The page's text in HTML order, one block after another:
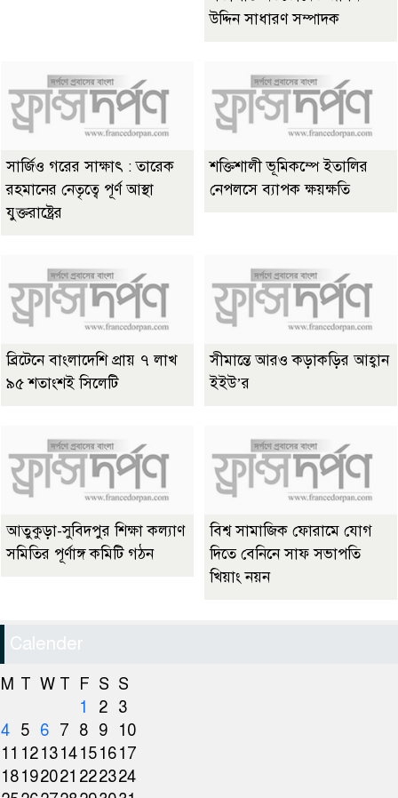
উদ্দিন সাধারণ সম্পাদক
সার্জিও গরের সাক্ষাৎ : তারেক
রহমানের নেতৃত্বে পূর্ণ আস্থা
যুক্তরাষ্ট্রের
শক্তিশালী ভূমিকম্পে ইতালির
নেপলসে ব্যাপক ক্ষয়ক্ষতি
ব্রিটেনে বাংলাদেশি প্রায় ৭ লাখ
৯৫ শতাংশই সিলেটি
সীমান্তে আরও কড়াকড়ির আহ্বান
ইইউ’র
আতুকুড়া-সুবিদপুর শিক্ষা কল্যাণ
সমিতির পূর্ণাঙ্গ কমিটি গঠন
বিশ্ব সামাজিক ফোরামে যোগ
দিতে বেনিনে সাফ সভাপতি
খিয়াং নয়ন
Calender
M T W T F S S
1
2 3
4 5 6 7 8 9
10
11 121314151617
18192021 222324